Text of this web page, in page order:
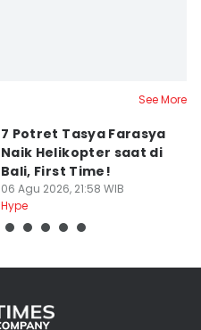
See More
7 Potret Tasya Farasya
Naik Helikopter saat di
Bali, First Time!
06 Agu 2026, 21:58 WIB
Hype